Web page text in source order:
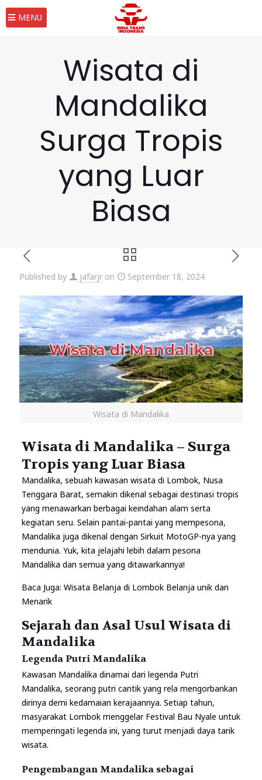
MENU
Wisata di
Mandalika
Surga Tropis
yang Luar
Biasa
Published by jafarjr on September 18, 2024
Wisata di Mandalika
Wisata di Mandalika – Surga
Tropis yang Luar Biasa
Mandalika, sebuah kawasan wisata di Lombok, Nusa
Tenggara Barat, semakin dikenal sebagai destinasi tropis
yang menawarkan berbagai keindahan alam serta
kegiatan seru. Selain pantai-pantai yang mempesona,
Mandalika juga dikenal dengan Sirkuit MotoGP-nya yang
mendunia. Yuk, kita jelajahi lebih dalam pesona
Mandalika dan semua yang ditawarkannya!
Baca Juga: Wisata Belanja di Lombok Belanja unik dan
Menarik
Sejarah dan Asal Usul Wisata di
Mandalika
Legenda Putri Mandalika
Kawasan Mandalika dinamai dari legenda Putri
Mandalika, seorang putri cantik yang rela mengorbankan
dirinya demi kedamaian kerajaannya. Setiap tahun,
masyarakat Lombok menggelar Festival Bau Nyale untuk
memperingati legenda ini, yang turut menjadi daya tarik
wisata.
Pengembangan Mandalika sebagai